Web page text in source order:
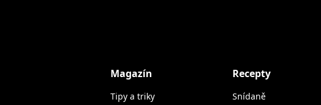
Magazín
Tipy a triky
Recepty
Snídaně